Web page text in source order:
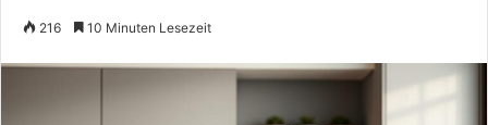
216 10 Minuten Lesezeit